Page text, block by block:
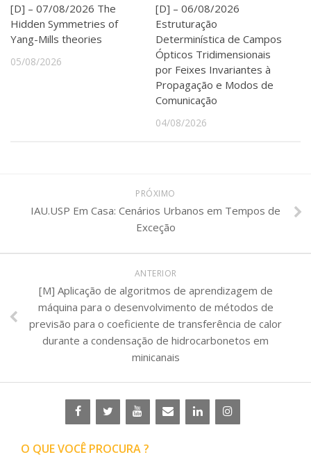
[D] – 07/08/2026 The
Hidden Symmetries of
Yang-Mills theories
05/08/2026
[D] – 06/08/2026
Estruturação
Determinística de Campos
Ópticos Tridimensionais
por Feixes Invariantes à
Propagação e Modos de
Comunicação
04/08/2026
PRÓXIMO
IAU.USP Em Casa: Cenários Urbanos em Tempos de
Exceção
ANTERIOR
[M] Aplicação de algoritmos de aprendizagem de
máquina para o desenvolvimento de métodos de
previsão para o coeficiente de transferência de calor
durante a condensação de hidrocarbonetos em
minicanais
O QUE VOCÊ PROCURA ?